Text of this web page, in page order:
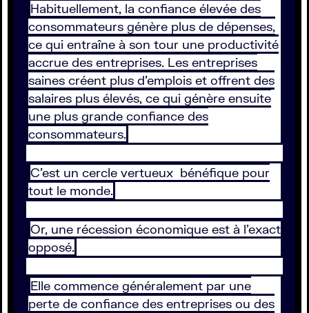
Habituellement, la confiance élevée des
consommateurs génère plus de dépenses,
ce qui entraîne à son tour une productivité
accrue des entreprises. Les entreprises
saines créent plus d’emplois et offrent des
salaires plus élevés, ce qui génère ensuite
une plus grande confiance des
consommateurs.
C’est un cercle vertueux bénéfique pour
tout le monde.
Or, une récession économique est à l’exact
opposé.
Elle commence généralement par une
perte de confiance des entreprises ou des